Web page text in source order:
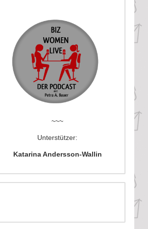
~~~
Unterstützer:
Katarina Andersson-Wallin